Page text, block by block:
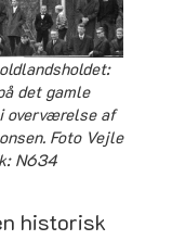
det gamle
overværelse af
Foto Vejle
N634
historisk